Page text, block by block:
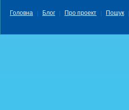
Головна Блог Про проект Пошук